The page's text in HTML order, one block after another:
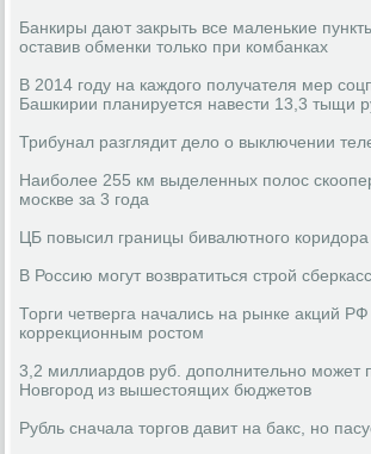
Банкиры дают закрыть все маленькие
оставив обменки только при комбанках
В 2014 году на каждого получателя мер
Башкирии планируется навести 13,3 тыщи
Трибунал разглядит дело о выключении
Наиболее 255 км выделенных полос
москве за 3 года
ЦБ повысил границы бивалютного
В Россию могут возвратиться строй
Торги четверга начались на рынке акций
коррекционным ростом
3,2 миллиардов руб. дополнительно может
Новгород из вышестоящих бюджетов
Рубль сначала торгов давит на бакс, но